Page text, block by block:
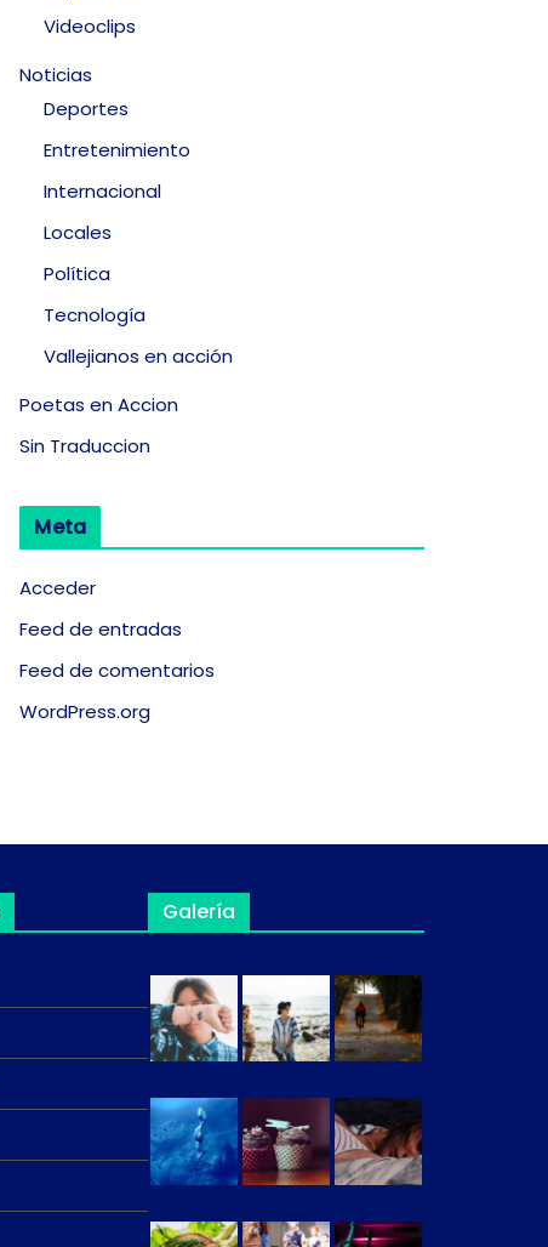
Videoclips
Noticias
Deportes
Entretenimiento
Internacional
Locales
Política
Tecnología
Vallejianos en acción
Poetas en Accion
Sin Traduccion
Meta
Acceder
Feed de entradas
Feed de comentarios
WordPress.org
Galería